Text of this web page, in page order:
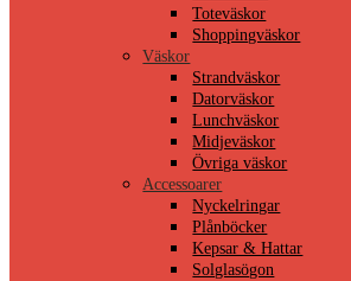
Toteväskor
Shoppingväskor
Väskor
Strandväskor
Datorväskor
Lunchväskor
Midjeväskor
Övriga väskor
Accessoarer
Nyckelringar
Plånböcker
Kepsar & Hattar
Solglasögon